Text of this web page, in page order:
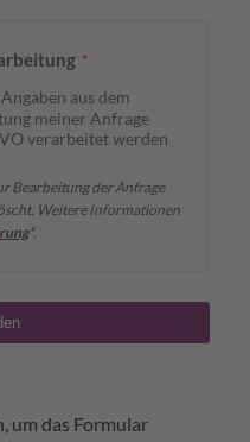
*
aus dem
meiner Anfrage
verarbeitet werden
Bearbeitung der Anfrage
Weitere Informationen
*.
um das Formular